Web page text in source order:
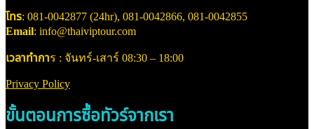
โทร: 081-0042877 (24hr), 081-0042866, 081-0042855
Email: info@thaiviptour.com
เวลาทำการ : จันทร์-เสาร์ 08:30 – 18:00
Privacy Policy
ขั้นตอนการซื้อทัวร์จากเรา